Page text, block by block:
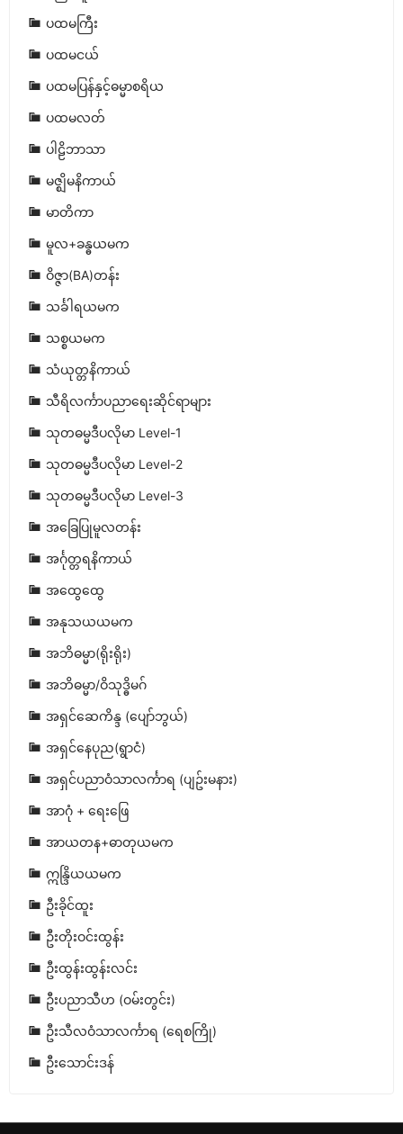
ပထမကြီး
ပထမငယ်
ပထမပြန်နှင့်ဓမ္မာစရိယ
ပထမလတ်
ပါဠိဘာသာ
မဇ္ဈိမနိကာယ်
မာတိကာ
မူလ+ခန္ဓယမက
ဝိဇ္ဇာ(BA)တန်း
သင်္ခါရယမက
သစ္စယမက
သံယုတ္တနိကာယ်
သီရိလင်္ကာပညာရေးဆိုင်ရာများ
သုတဓမ္မဒီပလိုမာ Level-1
သုတဓမ္မဒီပလိုမာ Level-2
သုတဓမ္မဒီပလိုမာ Level-3
အခြေပြုမူလတန်း
အင်္ဂုတ္တရနိကာယ်
အထွေထွေ
အနုသယယမက
အဘိဓမ္မာ(ရိုးရိုး)
အဘိဓမ္မာ/ဝိသုဒ္ဓိမဂ်
အရှင်ဆေကိန္ဒ (ပျော်ဘွယ်)
အရှင်နေပုည(ရွာငံ)
အရှင်ပညာဝံသာလင်္ကာရ (ပျဥ်းမနား)
အာဂုံ + ရေးဖြေ
အာယတန+ဓာတုယမက
ဣန္ဒြိယယမက
ဦးခိုင်ထူး
ဦးတိုးဝင်းထွန်း
ဦးထွန်းထွန်းလင်း
ဦးပညာသီဟ (ဝမ်းတွင်း)
ဦးသီလဝံသာလင်္ကာရ (ရေစကြို)
ဦးသောင်းဒန်